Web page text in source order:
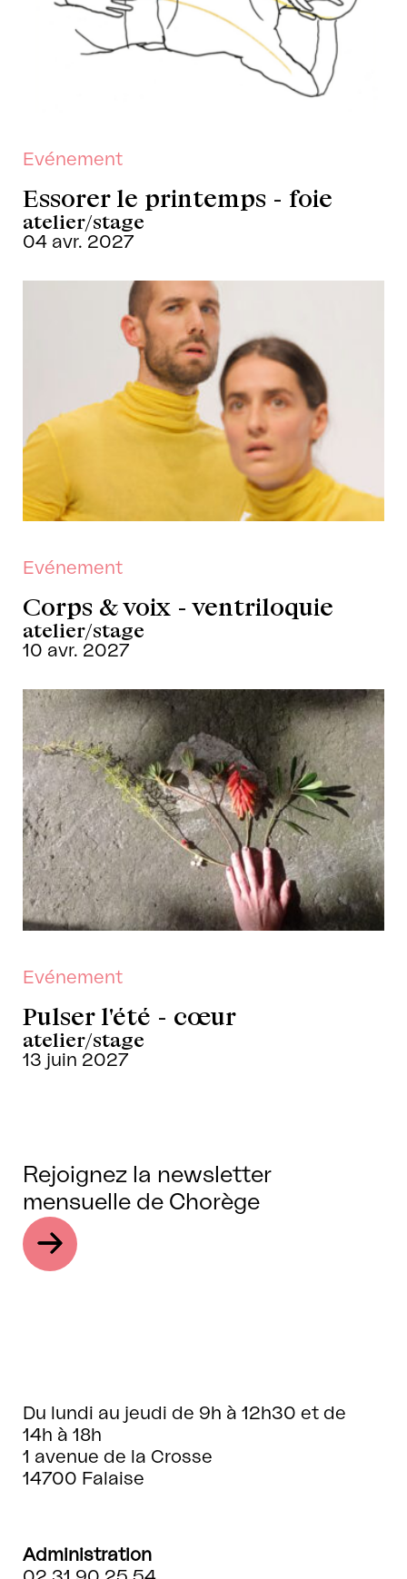
Evénement
Essorer le printemps - foie
atelier/stage
04 avr. 2027
Evénement
Corps & voix - ventriloquie
atelier/stage
10 avr. 2027
Evénement
Pulser l'été - cœur
atelier/stage
13 juin 2027
Rejoignez la newsletter
mensuelle de Chorège
Du lundi au jeudi de 9h à 12h30 et de
14h à 18h
1 avenue de la Crosse
14700 Falaise
Administration